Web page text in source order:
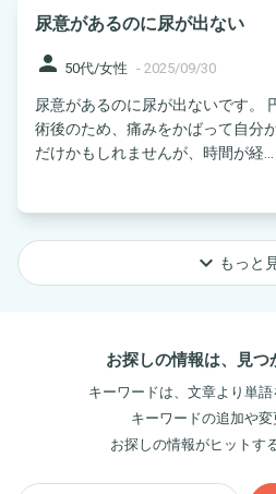
尿意があるのに尿が出ない
person 50代/女性 - 2025/09/30
尿意があるのに尿が出ないです。
術後のため、痛みをかばって自分
だけかもしれませんが、時間が経...
keyboard_arrow_down もっと
お探しの情報は、見つ
キーワードは、文章より単語
キーワードの追加や変
お探しの情報がヒットす